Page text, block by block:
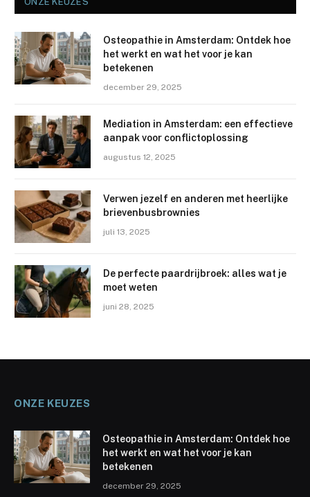
Osteopathie in Amsterdam: Ontdek hoe
het werkt en wat het voor je kan
betekenen
december 29, 2025
Mediation in Amsterdam: een effectieve
aanpak voor conflictoplossing
augustus 12, 2025
Verwen jezelf en anderen met heerlijke
brievenbusbrownies
juli 13, 2025
De perfecte paardrijbroek: alles wat je
moet weten
juni 28, 2025
ONZE KEUZES
Osteopathie in Amsterdam: Ontdek hoe
het werkt en wat het voor je kan
betekenen
december 29, 2025